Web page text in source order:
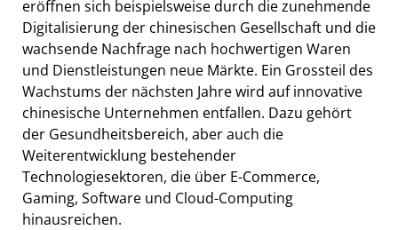
eröffnen sich beispielsweise durch die zunehmende
Digitalisierung der chinesischen Gesellschaft und die
wachsende Nachfrage nach hochwertigen Waren
und Dienstleistungen neue Märkte. Ein Grossteil des
Wachstums der nächsten Jahre wird auf innovative
chinesische Unternehmen entfallen. Dazu gehört
der Gesundheitsbereich, aber auch die
Weiterentwicklung bestehender
Technologiesektoren, die über E-Commerce,
Gaming, Software und Cloud-Computing
hinausreichen.